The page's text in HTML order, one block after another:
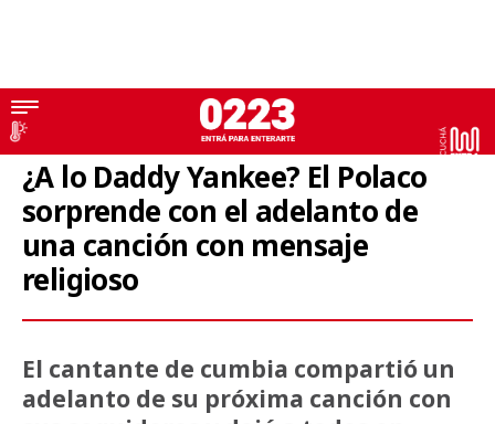
Música
¿A lo Daddy Yankee? El Polaco
sorprende con el adelanto de
una canción con mensaje
religioso
El cantante de cumbia compartió un
adelanto de su próxima canción con